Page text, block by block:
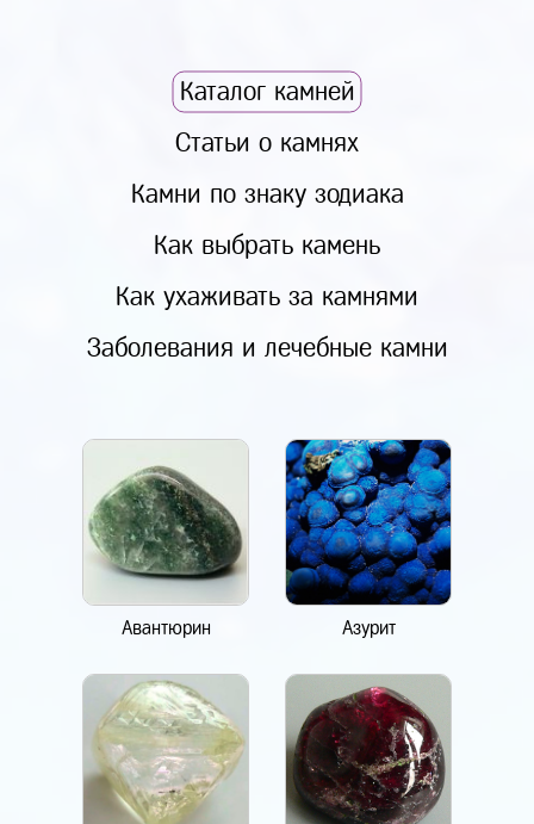
Каталог камней
Статьи о камнях
Камни по знаку зодиака
Как выбрать камень
Как ухаживать за камнями
Заболевания и лечебные камни
Авантюрин Азурит